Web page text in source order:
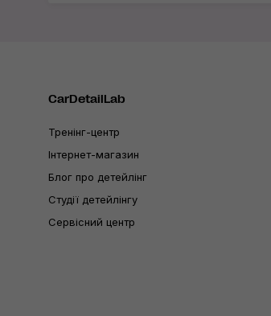
CarDetailLab
Тренінг-центр
Інтернет-магазин
Блог про детейлінг
Студії детейлінгу
Сервісний центр